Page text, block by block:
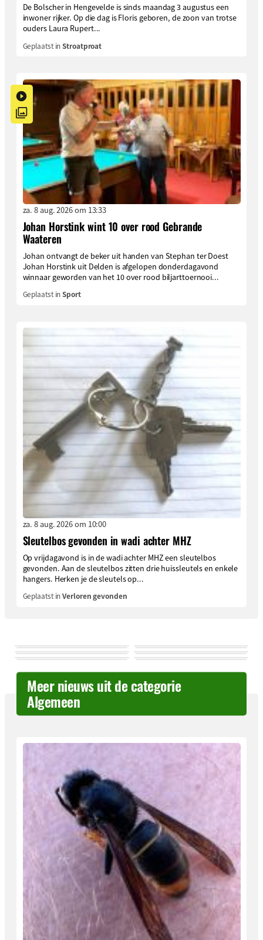
De Bolscher in Hengevelde is sinds maandag 3 augustus een
inwoner rijker. Op die dag is Floris geboren, de zoon van trotse
ouders Laura Rupert...
Geplaatst inStroatproat
za. 8 aug. 2026 om 13:33
Johan Horstink wint 10 over rood Gebrande
Waateren
Johan ontvangt de beker uit handen van Stephan ter Doest
Johan Horstink uit Delden is afgelopen donderdagavond
winnaar geworden van het 10 over rood biljarttoernooi...
Geplaatst inSport
za. 8 aug. 2026 om 10:00
Sleutelbos gevonden in wadi achter MHZ
Op vrijdagavond is in de wadi achter MHZ een sleutelbos
gevonden. Aan de sleutelbos zitten drie huissleutels en enkele
hangers. Herken je de sleutels op...
Geplaatst inVerloren gevonden
Meer nieuws uit de categorie
Algemeen